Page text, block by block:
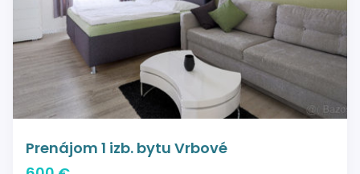
Prenájom 1 izb. bytu Vrbové